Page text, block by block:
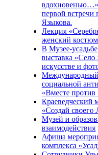
первой
Языкова.
Лекция
женский
В Музее-
выставка «Село
искусстве и
социальной
«Вместе
Краеведческий
«Создай своего
Музей и
взаимодействия
Афиша
комплекса